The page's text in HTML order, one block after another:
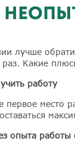
лучше
Какие
работу
первое место
опыта работы